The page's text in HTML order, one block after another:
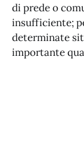
di prede o
insufficiente;
determinate
importante